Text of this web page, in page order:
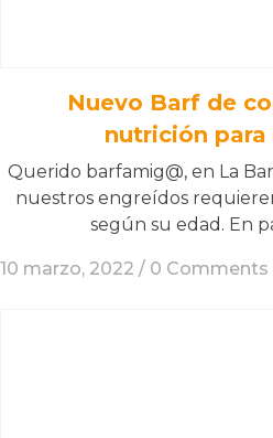
Nuevo Barf de
nutrición para
Querido barfamig@, en La
nuestros engreídos
según su edad. En
10 marzo, 2022 / 0 Comments